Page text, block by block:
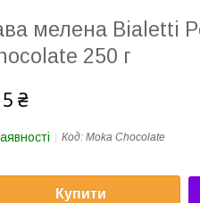
мелена Bialetti
250 г
₴
Код: Moka Chocolate
Купити